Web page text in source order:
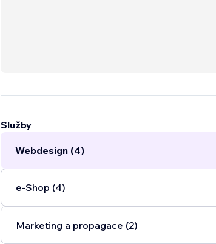
Služby
Webdesign (4)
e‑Shop (4)
Marketing a propagace (2)